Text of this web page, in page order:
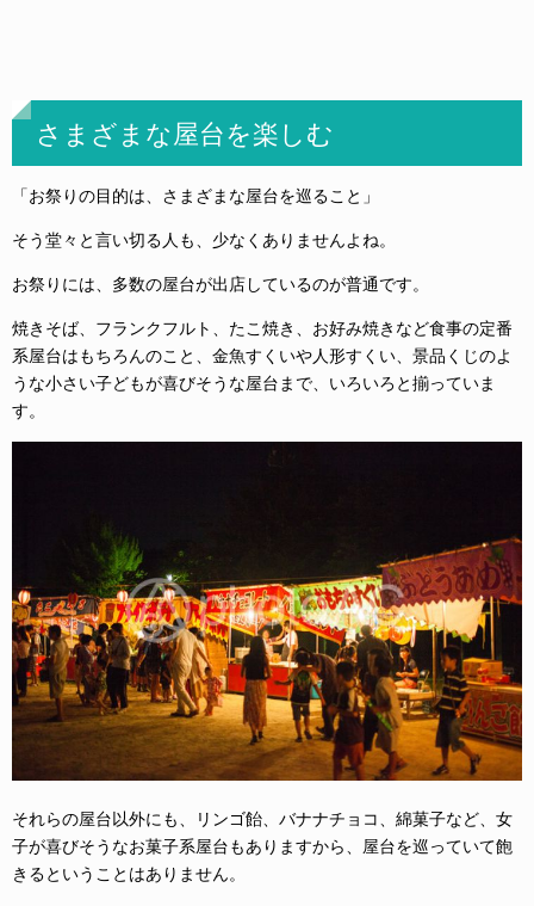
さまざまな屋台を楽しむ
「お祭りの目的は、さまざまな屋台を巡ること」
そう堂々と言い切る人も、少なくありませんよね。
お祭りには、多数の屋台が出店しているのが普通です。
焼きそば、フランクフルト、たこ焼き、お好み焼きなど食事の定番
系屋台はもちろんのこと、金魚すくいや人形すくい、景品くじのよ
うな小さい子どもが喜びそうな屋台まで、いろいろと揃っていま
す。
それらの屋台以外にも、リンゴ飴、バナナチョコ、綿菓子など、女
子が喜びそうなお菓子系屋台もありますから、屋台を巡っていて飽
きるということはありません。